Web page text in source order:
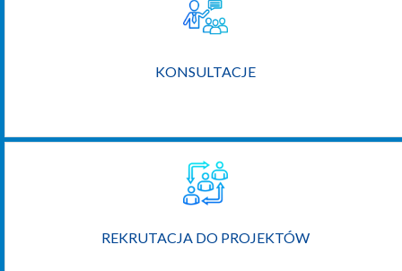
KONSULTACJE
REKRUTACJA DO PROJEKTÓW